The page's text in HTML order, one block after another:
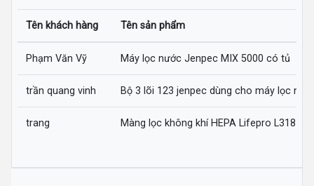
Tên khách hàng Tên sản phẩm
Phạm Văn Vỹ Máy lọc nước Jenpec MIX 5000 có tủ
trần quang vinh Bộ 3 lõi 123 jenpec dùng cho máy lọc
trang Màng lọc không khí HEPA Lifepro L318-AZ